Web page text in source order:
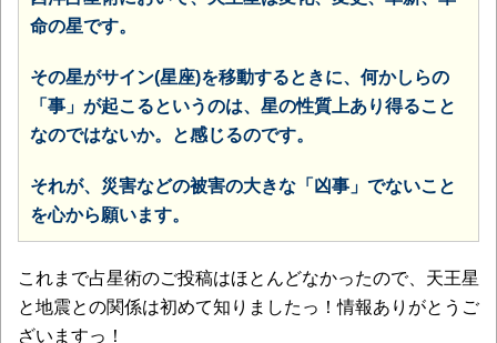
命の星です。
その星がサイン(星座)を移動するときに、何かしらの
「事」が起こるというのは、星の性質上あり得ること
なのではないか。と感じるのです。
それが、災害などの被害の大きな「凶事」でないこと
を心から願います。
これまで占星術のご投稿はほとんどなかったので、天王星
と地震との関係は初めて知りましたっ！情報ありがとうご
ざいますっ！